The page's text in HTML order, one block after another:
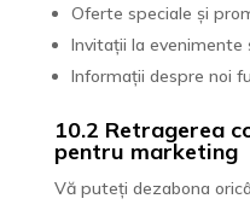
Oferte speciale și
Invitații la evenimente
Informații despre noi
10.2 Retragerea
pentru marketing
Vă puteți dezabona